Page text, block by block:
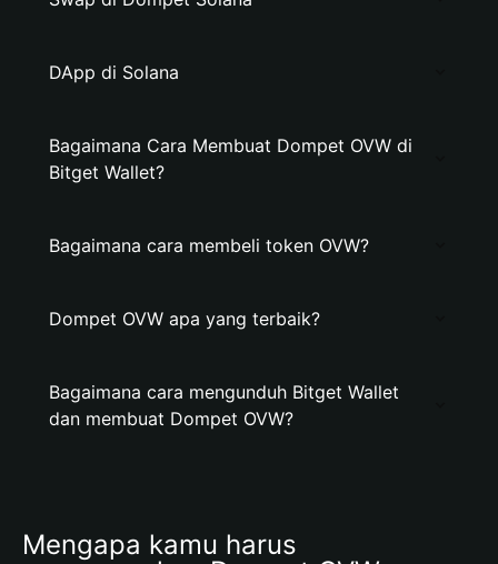
DApp di Solana
Bagaimana Cara Membuat Dompet OVW di
Bitget Wallet?
Bagaimana cara membeli token OVW?
Dompet OVW apa yang terbaik?
Bagaimana cara mengunduh Bitget Wallet
dan membuat Dompet OVW?
Mengapa kamu harus